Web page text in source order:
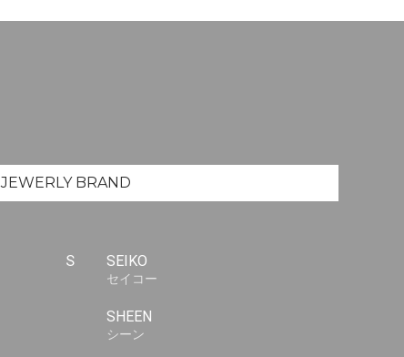
JEWERLYBRAND
S SEIKO
セイコー
SHEEN
シーン